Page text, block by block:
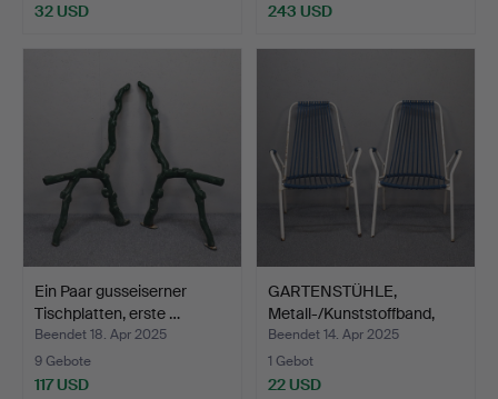
32 USD 243 USD
Ein Paar gusseiserner
Tischplatten, erste …
Beendet 18. Apr 2025
9 Gebote
117 USD
GARTENSTÜHLE,
Metall-/Kunststoffband,
1950…
Beendet 14. Apr 2025
1 Gebot
22 USD